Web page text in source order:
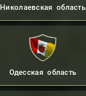
Николаевская область
Одесская область